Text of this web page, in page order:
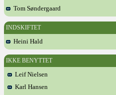
Tom Søndergaard
INDSKIFTET
Heini Hald
IKKE BENYTTET
Leif Nielsen
Karl Hansen